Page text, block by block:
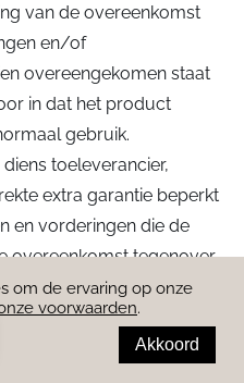
van de overeenkomst
en/of
overeengekomen staat
in dat het product
gebruik.
toeleverancier,
extra garantie beperkt
en vorderingen die de
overeenkomst tegenover
indien de ondernemer
van zijn deel van de
om de ervaring op onze
voorwaarden.
Akkoord